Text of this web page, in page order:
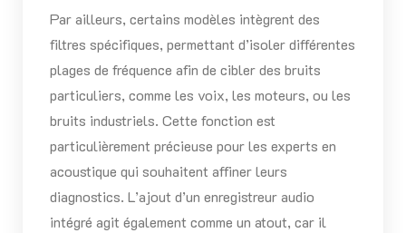
Par ailleurs, certains modèles intègrent des
filtres spécifiques, permettant d’isoler différentes
plages de fréquence afin de cibler des bruits
particuliers, comme les voix, les moteurs, ou les
bruits industriels. Cette fonction est
particulièrement précieuse pour les experts en
acoustique qui souhaitent affiner leurs
diagnostics. L’ajout d’un enregistreur audio
intégré agit également comme un atout, car il